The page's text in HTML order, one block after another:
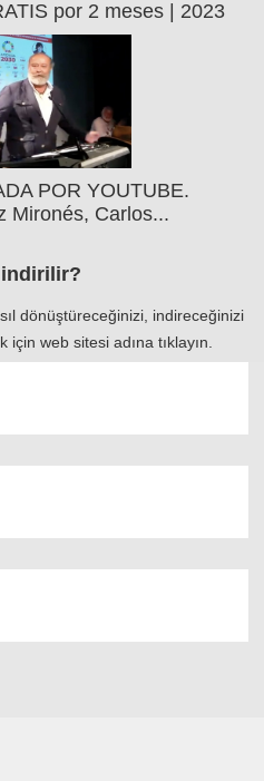
por 2 meses | 2023
POR YOUTUBE.
Mironés, Carlos...
indirilir?
dönüştüreceğinizi, indireceğinizi
web sitesi adına tıklayın.